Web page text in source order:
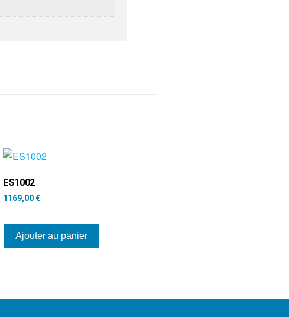
ES1002
1169,00 €
Ajouter au panier